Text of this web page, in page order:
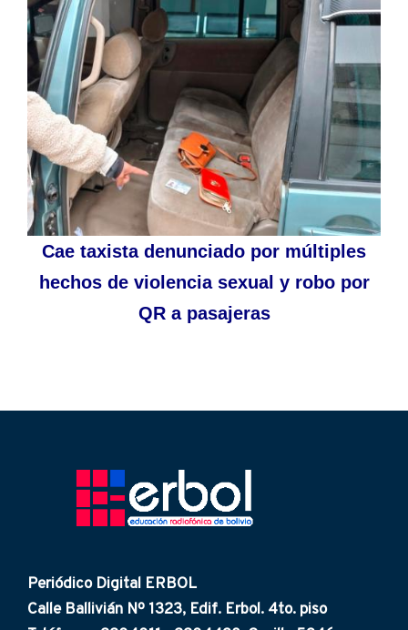
Cae taxista denunciado por múltiples
hechos de violencia sexual y robo por
QR a pasajeras
Periódico Digital ERBOL
Calle Ballivián Nº 1323, Edif. Erbol. 4to. piso